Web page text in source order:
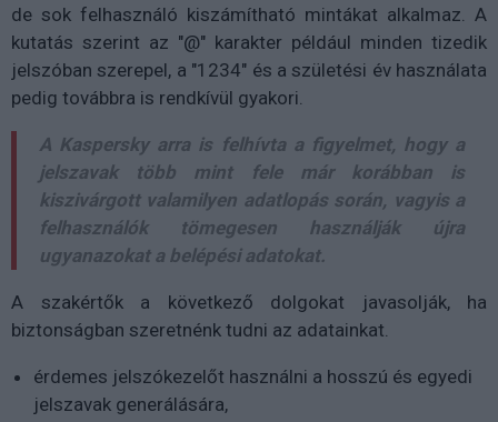
de sok felhasználó kiszámítható mintákat alkalmaz. A
kutatás szerint az "@" karakter például minden tizedik
jelszóban szerepel, a "1234" és a születési év használata
pedig továbbra is rendkívül gyakori.
A Kaspersky arra is felhívta a figyelmet, hogy a
jelszavak több mint fele már korábban is
kiszivárgott valamilyen adatlopás során, vagyis a
felhasználók tömegesen használják újra
ugyanazokat a belépési adatokat.
A szakértők a következő dolgokat javasolják, ha
biztonságban szeretnénk tudni az adatainkat.
érdemes jelszókezelőt használni a hosszú és egyedi
jelszavak generálására,